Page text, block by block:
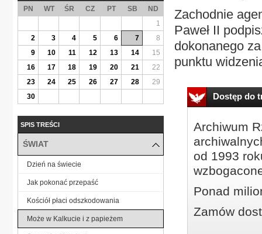
Zachodnie
Paweł II
dokonanego
punktu
Dostęp do
Archiwum
od 1993
Ponad
Zamów
PN WT ŚR CZ PT SB
ND
1
2
3 4 5 6 7
8
9
10 11 12 13 14
15
16
17 18 19 20 21
22
23
24 25 26 27 28
29
30
SPIS TREŚCI
ŚWIAT
Dzień na świecie
Jak pokonać przepaść
Kościół płaci odszkodowania
Może w Kalkucie i z papieżem